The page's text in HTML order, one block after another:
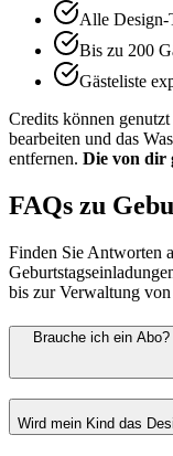
Alle Design-
Bis zu 200
Gästeliste
Credits können
bearbeiten und das
entfernen. Die von dir
FAQs zu
Finden Sie Antworten
bis zur Verwaltung
Brauche ich ein
Wird mein Kind das